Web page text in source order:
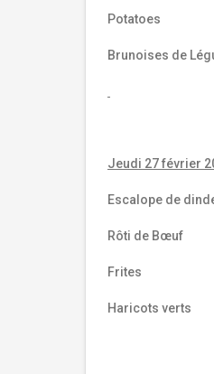
Potatoes
Brunoises de
Jeudi 27 février
Escalope de
Rôti de Bœuf
Frites
Haricots verts